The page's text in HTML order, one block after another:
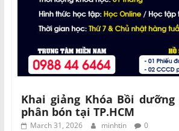
Khai giảng Khóa Bồi
phân bón tại TP.HCM
March 31, 2026 minhtin 0